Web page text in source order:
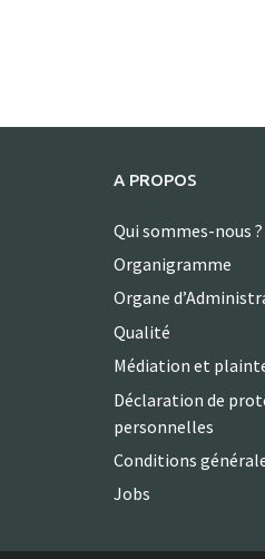
A PROPOS
Qui sommes-nous ?
Organigramme
Organe
Qualité
Médiation et
Déclaration de
personnelles
Conditions
Jobs